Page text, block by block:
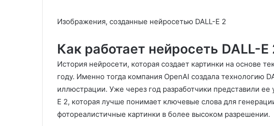
Изображения, созданные нейросетью DALL-E 2
Как работает нейросеть DALL-E
История нейросети, которая создает картинки на основе
году. Именно тогда компания OpenAI создала технологию
иллюстрации. Уже через год разработчики представили
E 2, которая лучше понимает ключевые слова для
фотореалистичные картинки в более высоком разрешении.